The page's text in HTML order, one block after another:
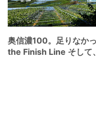
奥信濃100。足りなか
the Finish Line そして